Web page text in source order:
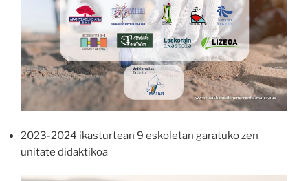
2023-2024 ikasturtean 9 eskoletan garatuko zen
unitate didaktikoa